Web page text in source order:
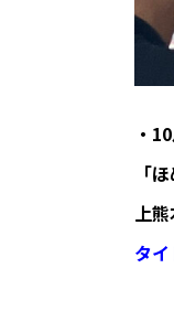
・
「
上
タ